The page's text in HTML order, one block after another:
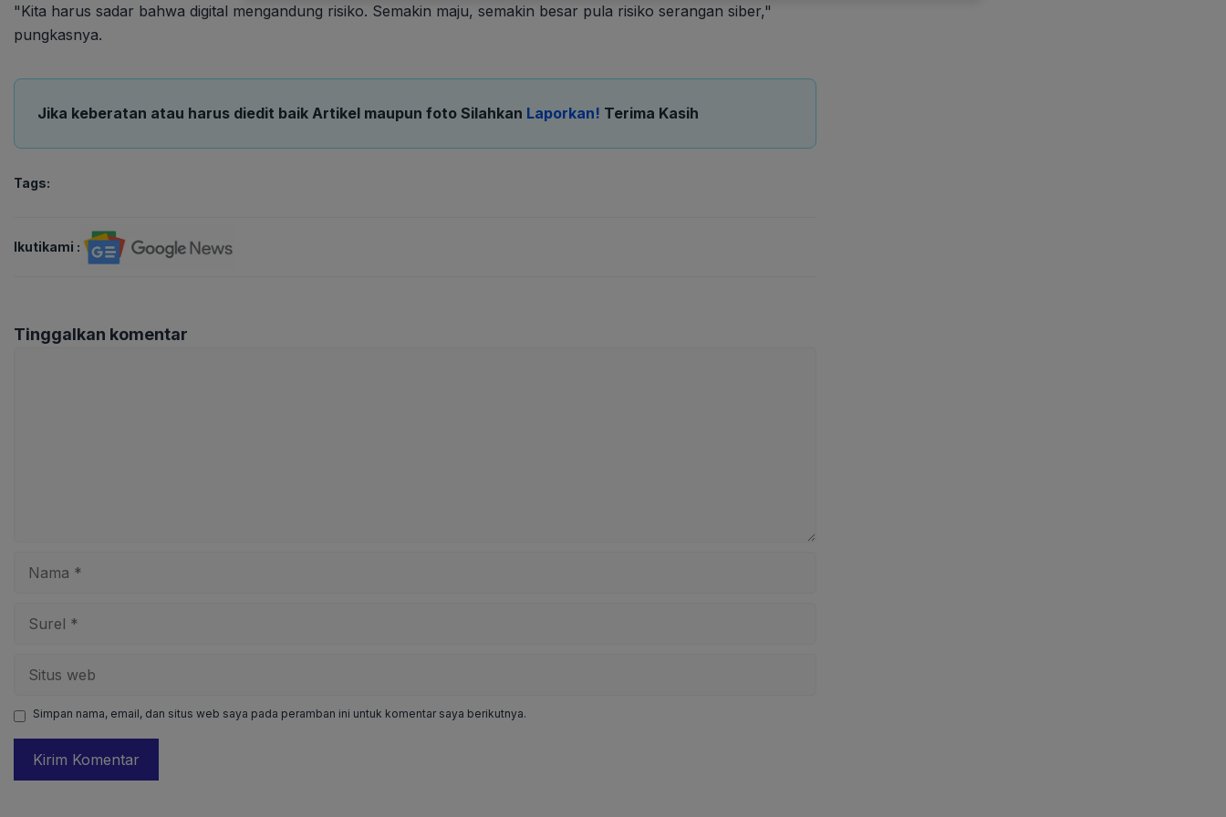
"Kita harus sadar bahwa digital mengandung risiko. Semakin maju, semakin besar pula risiko serangan siber,"
pungkasnya.
Jika keberatan atau harus diedit baik Artikel maupun foto Silahkan Laporkan! Terima Kasih
Tags:
Ikutikami :
Tinggalkan komentar
Simpan nama, email, dan situs web saya pada peramban ini untuk komentar saya berikutnya.